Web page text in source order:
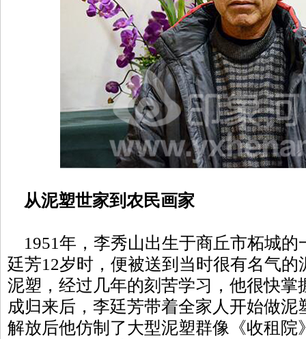
从泥塑世家到农民画家
1951年，李秀山出生于商丘市柘城
廷芳12岁时，便被送到当时很有名气
泥塑，经过几年的刻苦学习，他很快掌
成归来后，李廷芳带着全家人开始做
解放后他仿制了大型泥塑群像《收租院